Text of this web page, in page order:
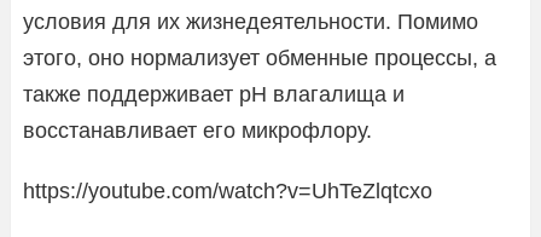
условия для их жизнедеятельности. Помимо
этого, оно нормализует обменные процессы, а
также поддерживает pH влагалища и
восстанавливает его микрофлору.
https://youtube.com/watch?v=UhTeZlqtcxo